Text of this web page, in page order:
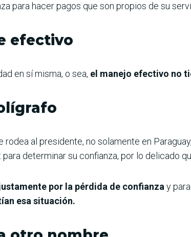
para hacer pagos que son propios de su
efectivo
en sí misma, o sea, el manejo efectivo no
rodea al presidente, no solamente en
determinar su confianza, por lo delicado
por la pérdida de confianza y
esa situación.